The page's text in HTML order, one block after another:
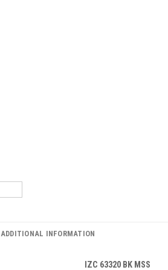
ADDITIONAL INFORMATION
IZC 63320 BK MSS